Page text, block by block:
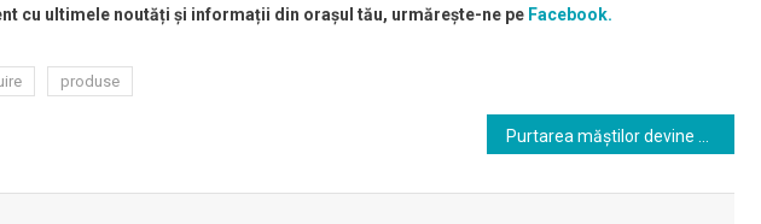
cu ultimele noutăți și informații din orașul tău, urmărește-ne pe Facebook.
produse